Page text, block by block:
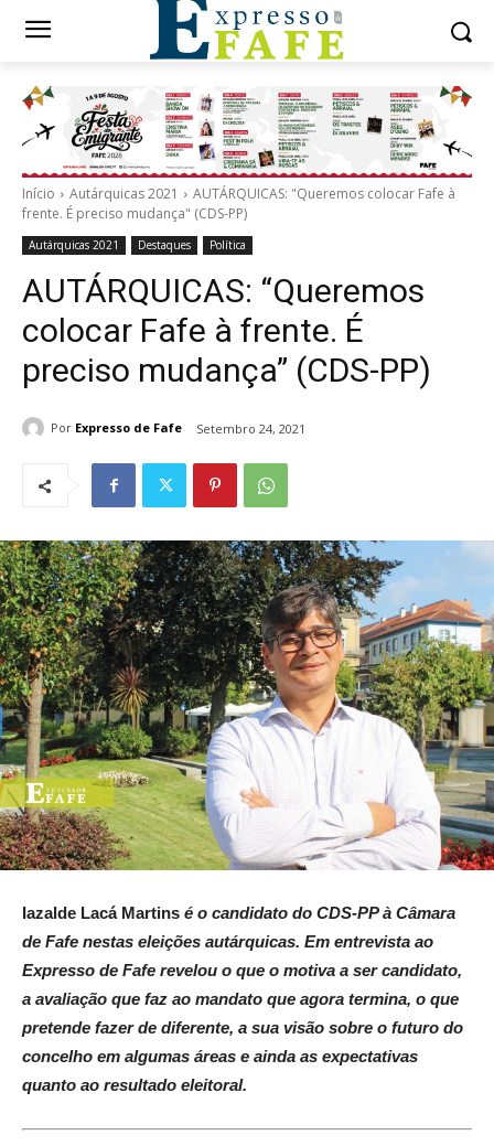
Início Autárquicas 2021
AUTÁRQUICAS: "Queremos colocar Fafe à
frente. É preciso mudança" (CDS-PP)
Autárquicas 2021 Destaques Política
AUTÁRQUICAS: “Queremos
colocar Fafe à frente. É
preciso mudança” (CDS-PP)
Por Expresso de Fafe Setembro 24, 2021
Iazalde Lacá Martins é o candidato do CDS-PP à Câmara
de Fafe nestas eleições autárquicas. Em entrevista ao
Expresso de Fafe revelou o que o motiva a ser candidato,
a avaliação que faz ao mandato que agora termina, o que
pretende fazer de diferente, a sua visão sobre o futuro do
concelho em algumas áreas e ainda as expectativas
quanto ao resultado eleitoral.